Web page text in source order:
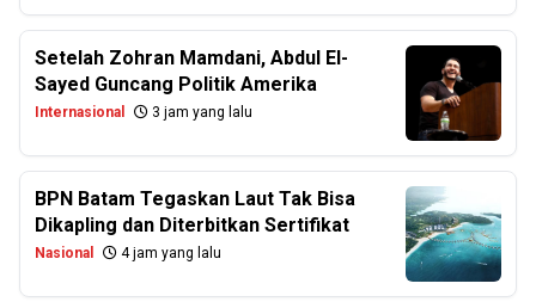
Setelah Zohran Mamdani, Abdul El-
Sayed Guncang Politik Amerika
Internasional 3 jam yang lalu
BPN Batam Tegaskan Laut Tak Bisa
Dikapling dan Diterbitkan Sertifikat
Nasional 4 jam yang lalu